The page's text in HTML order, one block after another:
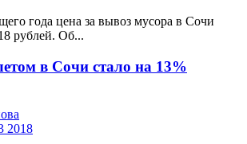
года цена за вывоз мусора в Сочи
рублей. Об...
в Сочи стало на 13%
2018